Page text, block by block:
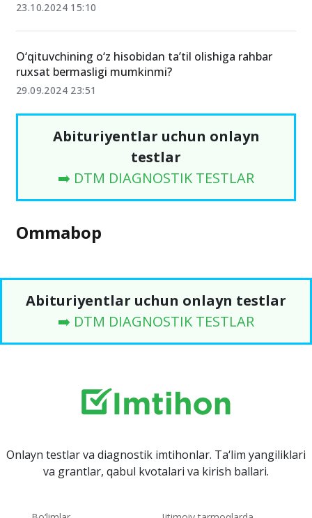
23.10.2024 15:10
O‘qituvchining o‘z hisobidan ta’til olishiga rahbar
ruxsat bermasligi mumkinmi?
29.09.2024 23:51
Abituriyentlar uchun onlayn
testlar
➡️ DTM DIAGNOSTIK TESTLAR
Ommabop
Abituriyentlar uchun onlayn testlar
➡️ DTM DIAGNOSTIK TESTLAR
Onlayn testlar va diagnostik imtihonlar. Ta‘lim yangiliklari
va grantlar, qabul kvotalari va kirish ballari.